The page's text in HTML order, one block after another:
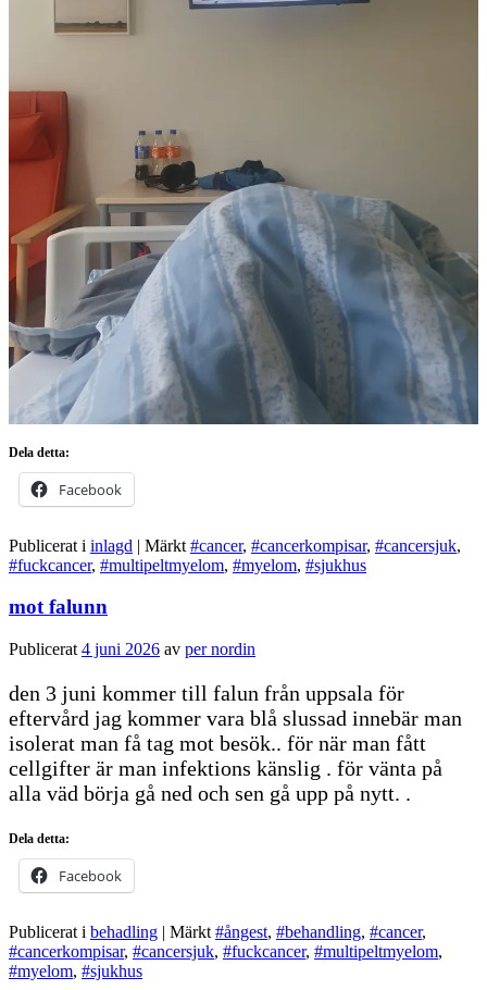
Dela detta:
Facebook
Publicerat i inlagd | Märkt #cancer, #cancerkompisar, #cancersjuk,
#fuckcancer, #multipeltmyelom, #myelom, #sjukhus
mot falunn
Publicerat 4 juni 2026 av per nordin
den 3 juni kommer till falun från uppsala för
eftervård jag kommer vara blå slussad innebär man
isolerat man få tag mot besök.. för när man fått
cellgifter är man infektions känslig . för vänta på
alla väd börja gå ned och sen gå upp på nytt. .
Dela detta:
Facebook
Publicerat i behadling | Märkt #ångest, #behandling, #cancer,
#cancerkompisar, #cancersjuk, #fuckcancer, #multipeltmyelom,
#myelom, #sjukhus